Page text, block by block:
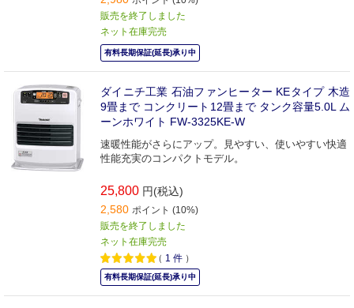
販売を終了しました
ネット在庫完売
有料長期保証(延長)承り中
ダイニチ工業 石油ファンヒーター KEタイプ 木造
9畳まで コンクリート12畳まで タンク容量5.0L ム
ーンホワイト FW-3325KE-W
速暖性能がさらにアップ。見やすい、使いやすい快適
性能充実のコンパクトモデル。
25,800 円(税込)
2,580 ポイント (10%)
販売を終了しました
ネット在庫完売
（ 1 件 ）
有料長期保証(延長)承り中